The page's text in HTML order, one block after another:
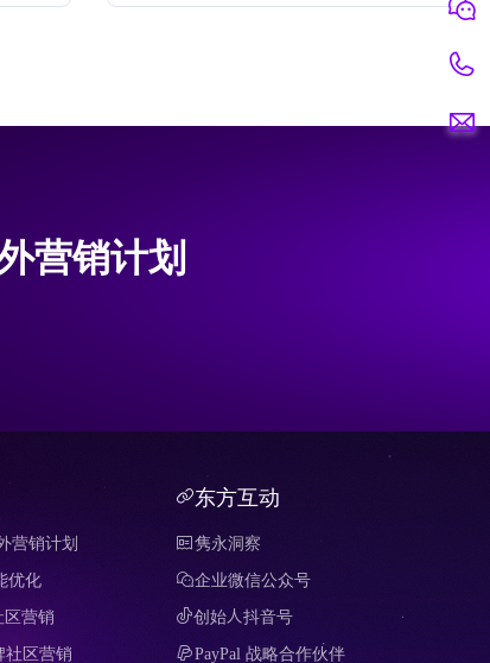
营销计划
营销计划
优化
区营销
社区营销
东方互动
隽永洞察
企业微信公众号
创始人抖音号
PayPal 战略合作伙伴